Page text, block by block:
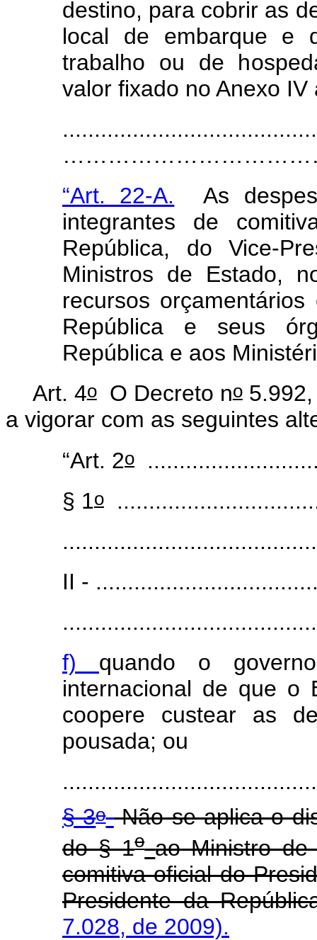
destino, para cobrir as
local de embarque e
trabalho ou de
valor fixado no Anexo
“Art. 22-A.
As
integrantes de
República, do Vice-
Ministros de Estado,
recursos
República e seus
República e aos
Art. 4oO Decreto no5.992,
a vigorar com as seguintes
“Art. 2o
§ 1o
II -
f) quando o
internacional de que o
coopere custear as
pousada; ou
§ 3o Não se aplica o
do § 1o ao Ministro de
comitiva oficial do
Presidente da
7.028, de 2009).